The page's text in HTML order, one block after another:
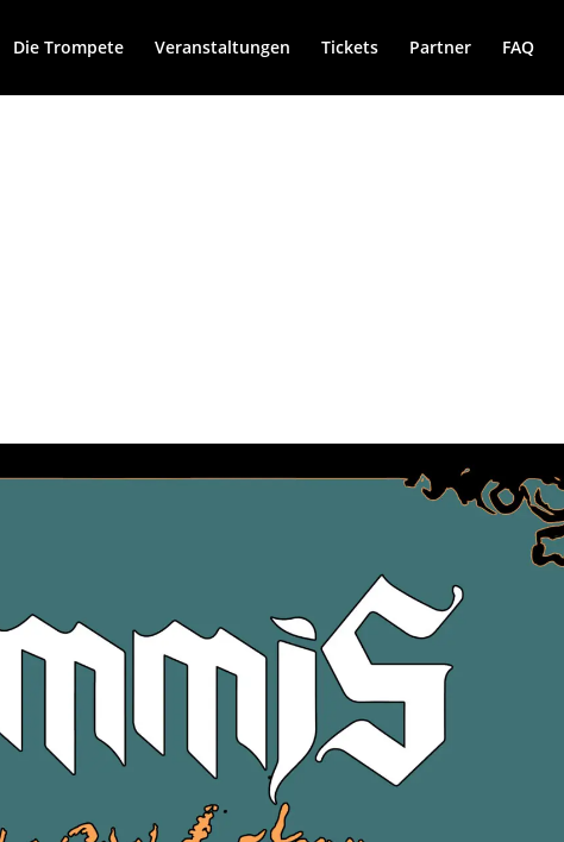
Die Trompete Veranstaltungen Tickets Partner FAQ